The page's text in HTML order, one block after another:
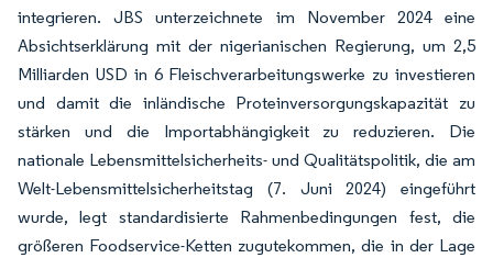
integrieren. JBS unterzeichnete im November 2024 eine
Absichtserklärung mit der nigerianischen Regierung, um 2,5
Milliarden USD in 6 Fleischverarbeitungswerke zu investieren
und damit die inländische Proteinversorgungskapazität zu
stärken und die Importabhängigkeit zu reduzieren. Die
nationale Lebensmittelsicherheits- und Qualitätspolitik, die am
Welt-Lebensmittelsicherheitstag (7. Juni 2024) eingeführt
wurde, legt standardisierte Rahmenbedingungen fest, die
größeren Foodservice-Ketten zugutekommen, die in der Lage